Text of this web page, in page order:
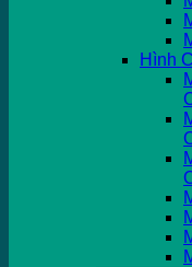
Hình